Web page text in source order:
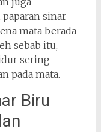
sinar
mata berada
sebab itu,
sering
pada mata.
Biru